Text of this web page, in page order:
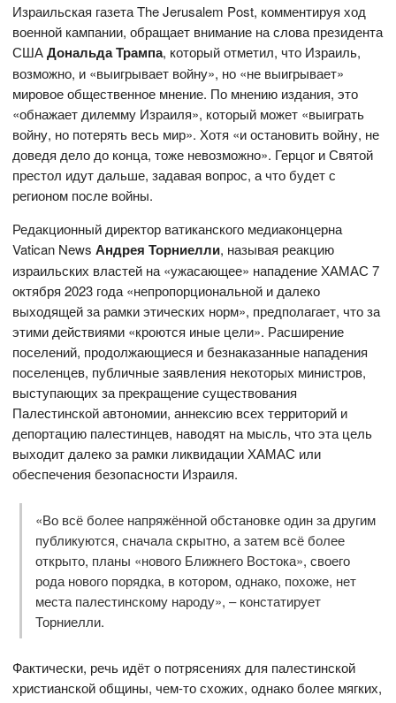
Израильская газета The Jerusalem Post, комментируя ход
военной кампании, обращает внимание на слова президента
СШАДональда Трампа, который отметил, что Израиль,
возможно, и «выигрывает войну», но «не выигрывает»
мировое общественное мнение. По мнению издания, это
«обнажает дилемму Израиля», который может «выиграть
войну, но потерять весь мир». Хотя «и остановить войну, не
доведя дело до конца, тоже невозможно». Герцог и Святой
престол идут дальше, задавая вопрос, а что будет с
регионом после войны.
Редакционный директор ватиканского медиаконцерна
Vatican NewsАндрея Торниелли, называя реакцию
израильских властей на «ужасающее» нападение ХАМАС 7
октября 2023 года «непропорциональной и далеко
выходящей за рамки этических норм», предполагает, что за
этими действиями «кроются иные цели». Расширение
поселений, продолжающиеся и безнаказанные нападения
поселенцев, публичные заявления некоторых министров,
выступающих за прекращение существования
Палестинской автономии, аннексию всех территорий и
депортацию палестинцев, наводят на мысль, что эта цель
выходит далеко за рамки ликвидации ХАМАС или
обеспечения безопасности Израиля.
«Во всё более напряжённой обстановке один за другим
публикуются, сначала скрытно, а затем всё более
открыто, планы «нового Ближнего Востока», своего
рода нового порядка, в котором, однако, похоже, нет
места палестинскому народу», – констатирует
Торниелли.
Фактически, речь идёт о потрясениях для палестинской
христианской общины, чем-то схожих, однако более мягких,